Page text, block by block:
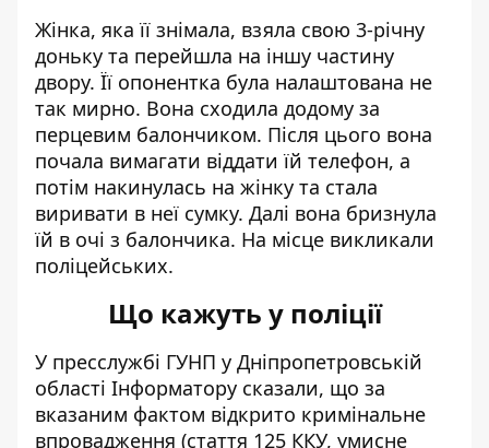
Жінка, яка її знімала, взяла свою 3-річну
доньку та перейшла на іншу частину
двору. Її опонентка була налаштована не
так мирно. Вона сходила додому за
перцевим балончиком. Після цього вона
почала вимагати віддати їй телефон, а
потім накинулась на жінку та стала
виривати в неї сумку. Далі вона бризнула
їй в очі з балончика. На місце викликали
поліцейських.
Що кажуть у поліції
У пресслужбі ГУНП у Дніпропетровській
області Інформатору сказали, що за
вказаним фактом відкрито кримінальне
впровадження (стаття 125 ККУ, умисне